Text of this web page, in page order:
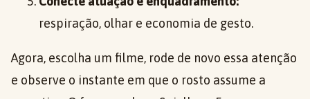
respiração, olhar e economia de gesto.
Agora, escolha um filme, rode de novo essa atenção
e observe o instante em que o rosto assume a